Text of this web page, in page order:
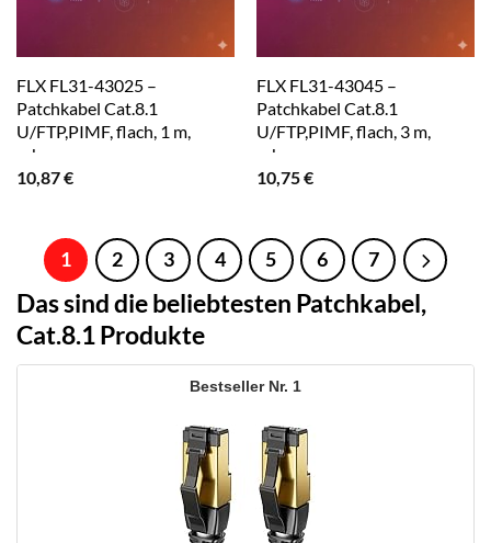
FLX FL31-43025 –
Patchkabel Cat.8.1
U/FTP,PIMF, flach, 1 m,
schwarz
10,87€
FLX FL31-43045 –
Patchkabel Cat.8.1
U/FTP,PIMF, flach, 3 m,
schwarz
10,75€
1 2 3 4 5 6 7
Das sind die beliebtesten Patchkabel,
Cat.8.1 Produkte
1